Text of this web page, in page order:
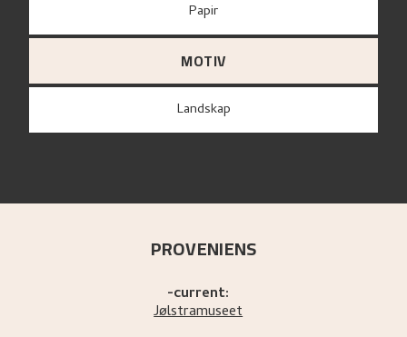
papir
MOTIV
Landskap
PROVENIENS
-current:
Jølstramuseet